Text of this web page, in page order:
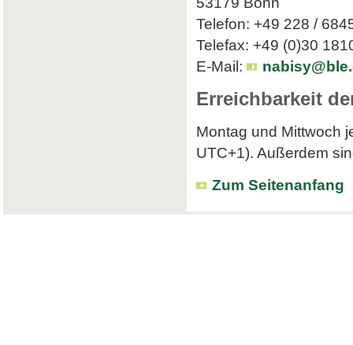
Telefon: +49 228 /
Telefax: +49 (0)30
E-Mail:
Erreichbarkeit
Montag und Mittwoch
UTC+1). Außerdem
Zum Seitenanfang